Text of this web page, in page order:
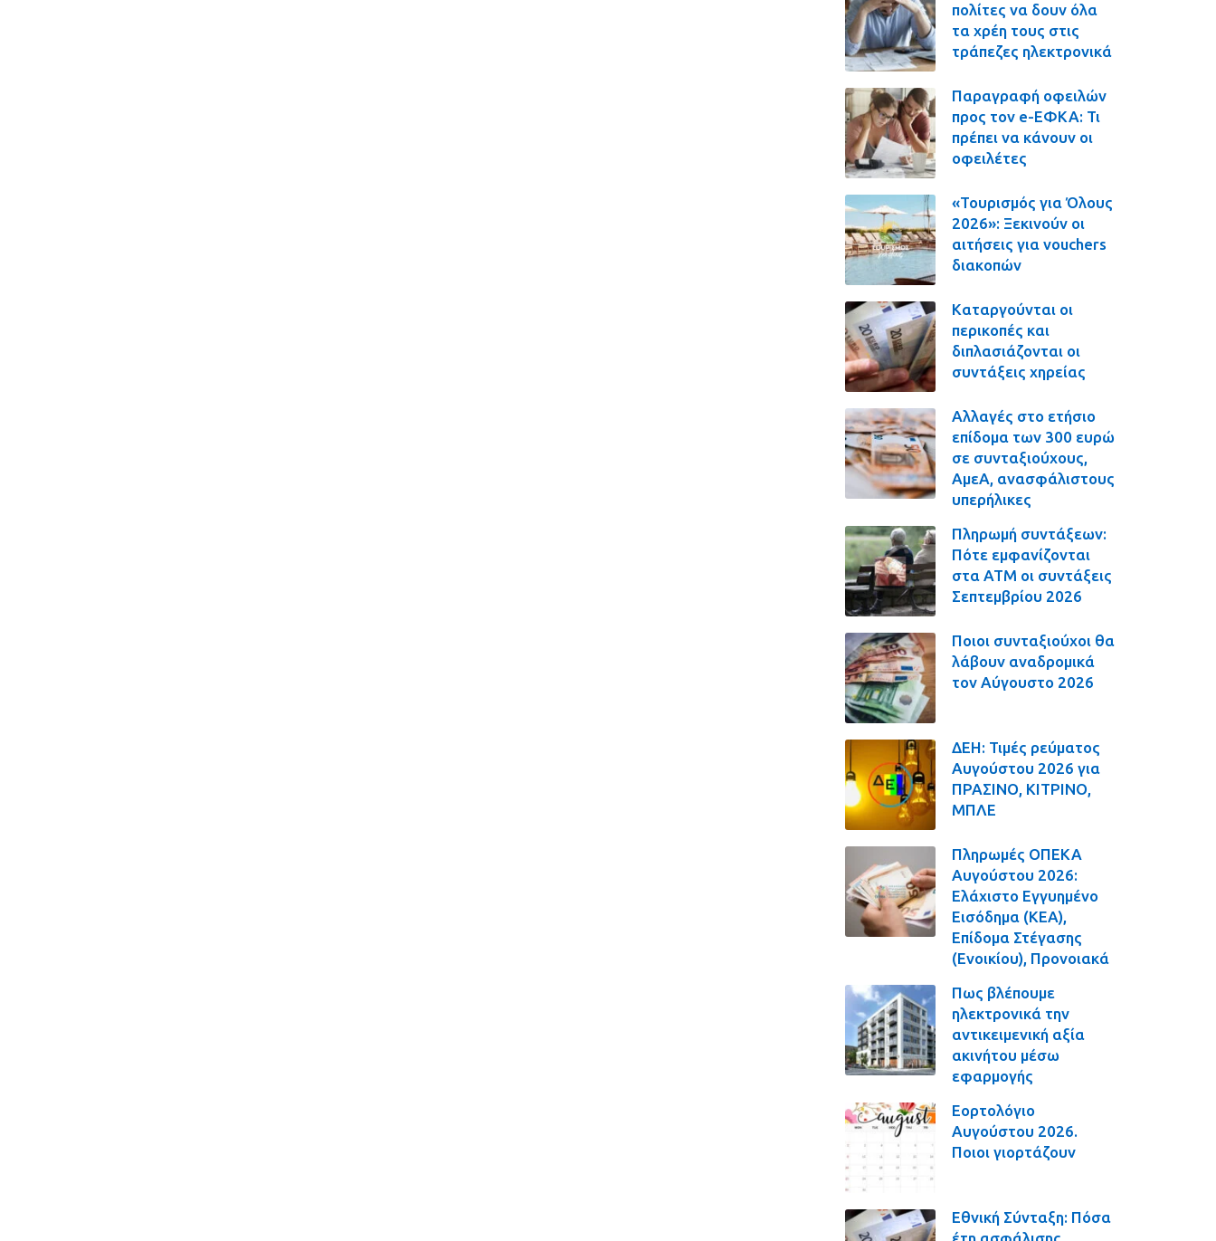
πολίτες να δουν όλα
τα χρέη τους στις
τράπεζες ηλεκτρονικά
Παραγραφή οφειλών
προς τον e-ΕΦΚΑ: Τι
πρέπει να κάνουν οι
οφειλέτες
«Τουρισμός για Όλους
2026»: Ξεκινούν οι
αιτήσεις για vouchers
διακοπών
Καταργούνται οι
περικοπές και
διπλασιάζονται οι
συντάξεις χηρείας
Αλλαγές στο ετήσιο
επίδομα των 300 ευρώ
σε συνταξιούχους,
ΑμεΑ, ανασφάλιστους
υπερήλικες
Πληρωμή συντάξεων:
Πότε εμφανίζονται
στα ΑΤΜ οι συντάξεις
Σεπτεμβρίου 2026
Ποιοι συνταξιούχοι θα
λάβουν αναδρομικά
τον Αύγουστο 2026
ΔΕΗ: Τιμές ρεύματος
Αυγούστου 2026 για
ΠΡΑΣΙΝΟ, ΚΙΤΡΙΝΟ,
ΜΠΛΕ
Πληρωμές ΟΠΕΚΑ
Αυγούστου 2026:
Ελάχιστο Εγγυημένο
Εισόδημα (ΚΕΑ),
Επίδομα Στέγασης
(Ενοικίου), Προνοιακά
Πως βλέπουμε
ηλεκτρονικά την
αντικειμενική αξία
ακινήτου μέσω
εφαρμογής
Εορτολόγιο
Αυγούστου 2026.
Ποιοι γιορτάζουν
Εθνική Σύνταξη: Πόσα